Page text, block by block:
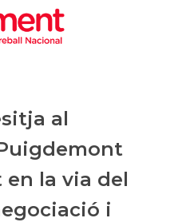
al
en la via del
i